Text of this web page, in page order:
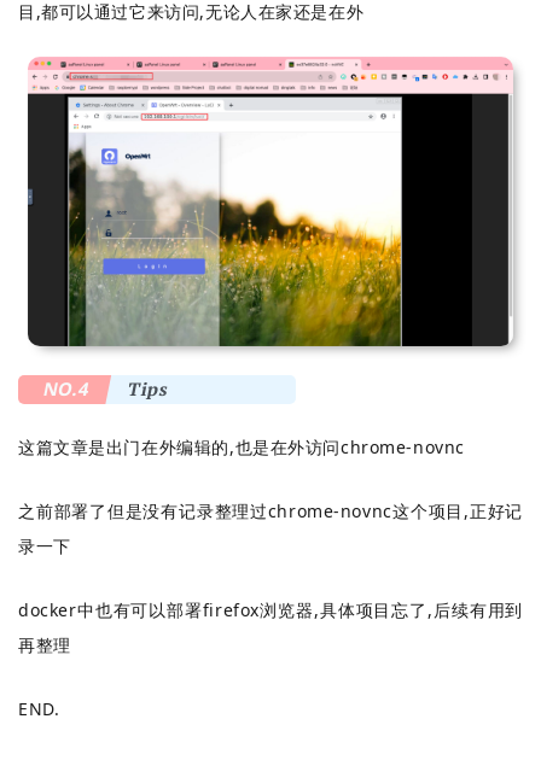
目,都可以通过它来访问,无论人在家还是在外
NO.4 Tips
这篇文章是出门在外编辑的,也是在外访问chrome-novnc
之前部署了但是没有记录整理过chrome-novnc这个项目,正好记
录一下
docker中也有可以部署firefox浏览器,具体项目忘了,后续有用到
再整理
END.